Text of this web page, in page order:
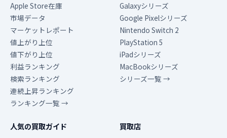
Apple Store在庫
市場データ
マーケットレポート
値上がり上位
値下がり上位
利益ランキング
検索ランキング
連続上昇ランキング
ランキング一覧 →
Galaxyシリーズ
Google Pixelシリーズ
Nintendo Switch 2
PlayStation 5
iPadシリーズ
MacBookシリーズ
シリーズ一覧 →
人気の買取ガイド 買取店